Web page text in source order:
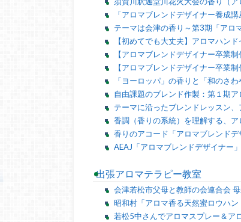
「アロマブレンドデザイナー養成
テーマは会津の香り～第3期「アロ
【初めてでも大丈夫】アロマハン
【アロマブレンドデザイナー卒業
【アロマブレンドデザイナー卒業
「ヨーロッパ」の香りと「和のさ
自由課題のブレンド作製：第１期
テーマに沿ったブレンドレッスン
香調（香りの系統）を理解する、
香りのアコード「アロマブレンド
AEAJ「アロマブレンドデザイナー
出張アロマテラピー教室
会津若松市父母と教師の会連合会
昭和村「アロマ香る天然蜜ロウハ
若松5中さんでアロマスプレー＆ア